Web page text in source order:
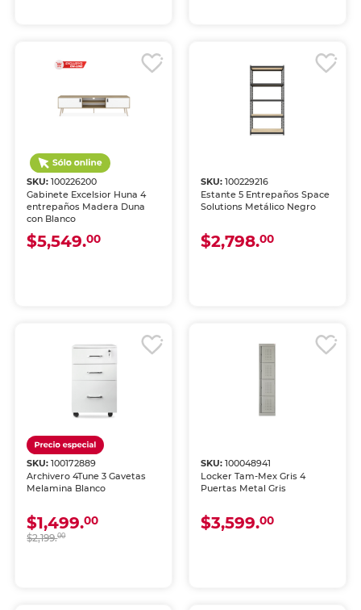
SKU:100226200
Gabinete Excelsior Huna 4
entrepaños Madera Duna
con Blanco
$5,549.00
SKU: 100229216
Estante 5 Entrepaños Space
Solutions Metálico Negro
$2,798.00
SKU:100172889
Archivero 4Tune 3 Gavetas
Melamina Blanco
$1,499.00
$2,199.00
SKU: 100048941
Locker Tam-Mex Gris 4
Puertas Metal Gris
$3,599.00